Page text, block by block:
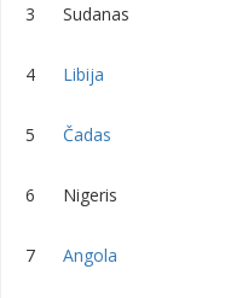
3 Sudanas
4 Libija
5 Čadas
6 Nigeris
7 Angola